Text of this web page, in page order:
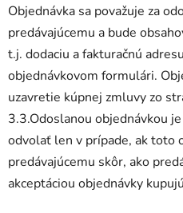
Objednávka sa považuje za
predávajúcemu a bude
t.j. dodaciu a fakturačnú
objednávkovom formulári.
uzavretie kúpnej zmluvy zo
3.3.Odoslanou objednávkou
odvolať len v prípade, ak toto
predávajúcemu skôr, ako
akceptáciou objednávky